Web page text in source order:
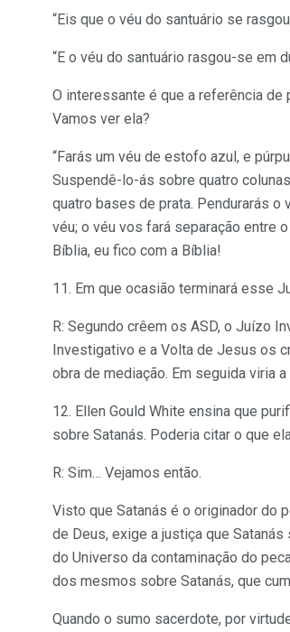
“Eis que o véu do santuário se
“E o véu do santuário rasgou-se em
O interessante é que a referência
Vamos ver ela?
“Farás um véu de estofo azul, e
Suspendê-lo-ás sobre quatro
quatro bases de prata. Pendurarás o
véu; o véu vos fará separação entre
Bíblia, eu fico com a Bíblia!
11. Em que ocasião terminará esse
R: Segundo crêem os ASD, o Juízo
Investigativo e a Volta de Jesus os
obra de mediação. Em seguida viria
12. Ellen Gould White ensina que
sobre Satanás. Poderia citar o que
R: Sim… Vejamos então.
Visto que Satanás é o originador do
de Deus, exige a justiça que
do Universo da contaminação do
dos mesmos sobre Satanás, que
Quando o sumo sacerdote, por